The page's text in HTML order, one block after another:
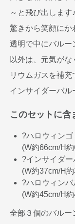
～と飛び出します♪
驚きから笑顔に
透明で中にバルー
以外は、元気が
リウムガスを補充
インサイダーバル
このセットに含
?ハロウィンゴ
(W約66cm/H
?インサイダー
(W約37cm/H
?ハロウィンバ
(W約45cm/H
全部３個のバルー